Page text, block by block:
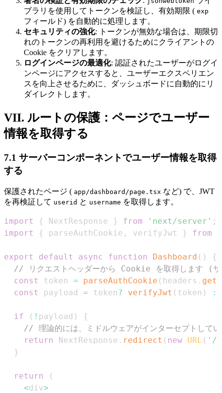
ブラリを使用してトークンを検証し、有効期限 ( exp
フィールド) を自動的に処理します。
セキュリティの強化: トークンが無効な場合は、期限切
れのトークンの再利用を避けるためにクライアントの
Cookie をクリアします。
ログインページの最適化: 認証されたユーザーがログイ
ンページにアクセスすると、ユーザーエクスペリエン
スを向上させるために、ダッシュボードに自動的にリ
ダイレクトします。
VII. ルートの保護：ページでユーザー
情報を取得する
7.1 サーバーコンポーネントでユーザー情報を取得
する
保護されたページ ( app/dashboard/page.tsx など) で、JWT
を再検証して userid と username を取得します。
import { NextResponse } from 'next/server' ;
import
{ parseAuthCookie , verifyJwt } from
export default async function Dashboard ( )
{
// リクエストヘッダーから Cookie を取得します (サ
const
token = parseAuthCookie ( headers . get
const
payload = token ? verifyJwt ( token ) :
if ( ! payload )
{
// 理論的には、ミドルウェアがインターセプトして
return
NextResponse . redirect ( new URL ( '/
}
return
(
<div>